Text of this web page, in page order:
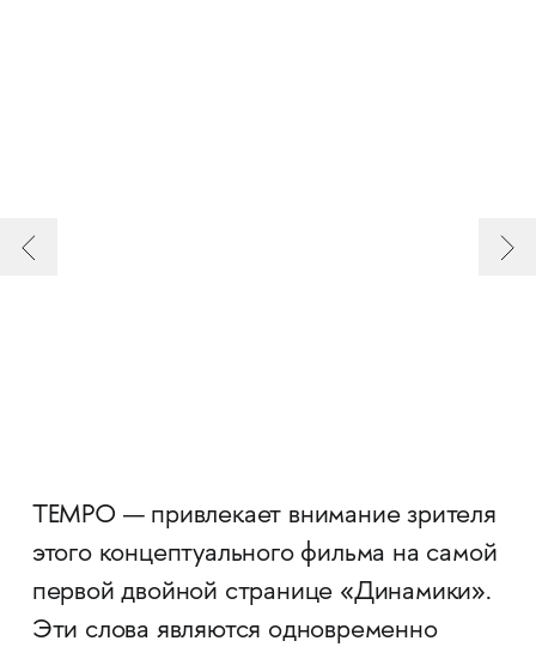
TEMPO — привлекает внимание зрителя
этого концептуального фильма на самой
первой двойной странице «Динамики».
Эти слова являются одновременно